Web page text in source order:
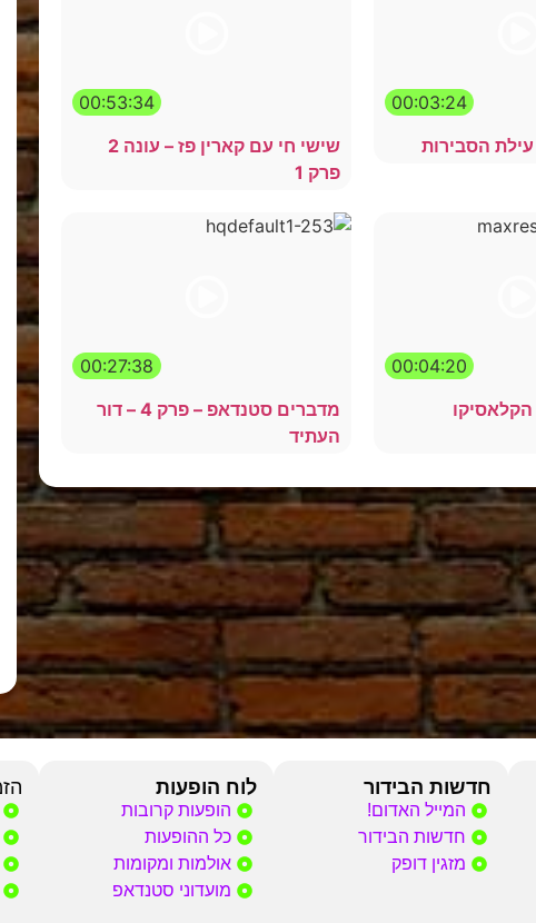
00:03:24
הסבירות
00:53:34
שישי חי עם קארין פז – עונה 2
פרק 1
00:04:20
00:27:38
מדברים סטנדאפ – פרק 4 – דור
העתיד
חדשות הבידור
המייל האדום!
חדשות הבידור
מזגין דופק
לוח הופעות
הופעות קרובות
כל ההופעות
אולמות ומקומות
מועדוני סטנדאפ